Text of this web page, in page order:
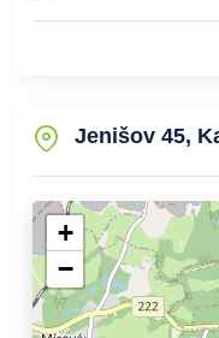
Jenišov 45,
+
−